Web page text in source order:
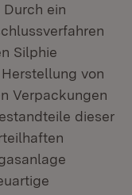
ein
Silphie
von
Verpackungen
dieser